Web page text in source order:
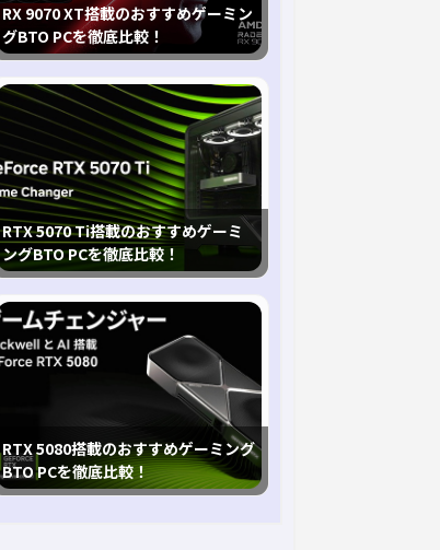
RX 9070 XT搭載のおすすめゲーミン
グBTO PCを徹底比較！
RTX 5070 Ti搭載のおすすめゲーミ
ングBTO PCを徹底比較！
RTX 5080搭載のおすすめゲーミング
BTO PCを徹底比較！